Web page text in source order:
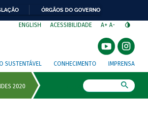
ÓRGÃOS DO GOVERNO
ENGLISH ACESSIBILIDADE A+ A-
SUSTENTÁVEL CONHECIMENTO IMPRENSA